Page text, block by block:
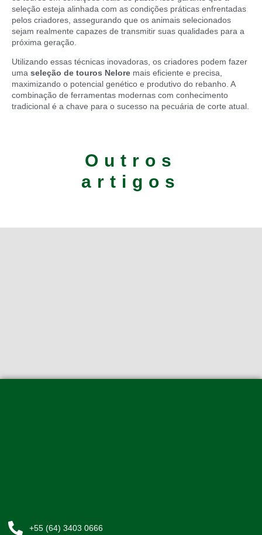
seleção esteja alinhada com as condições práticas enfrentadas
pelos criadores, assegurando que os animais selecionados
sejam realmente capazes de transmitir suas qualidades para a
próxima geração.
Utilizando essas técnicas inovadoras, os criadores podem fazer
uma seleção de touros Nelore mais eficiente e precisa,
maximizando o potencial genético e produtivo do rebanho. A
combinação de ferramentas modernas com conhecimento
tradicional é a chave para o sucesso na pecuária de corte atual.
Outros
artigos
+55 (64) 3403 0666